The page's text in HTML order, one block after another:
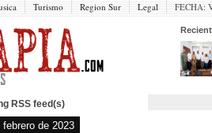
Turismo Region Sur Legal FECHA:
RSS feed(s)
febrero de 2023